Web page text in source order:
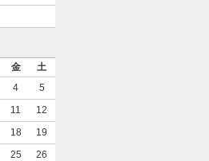
金
土
4
5
11
12
18
19
25
26